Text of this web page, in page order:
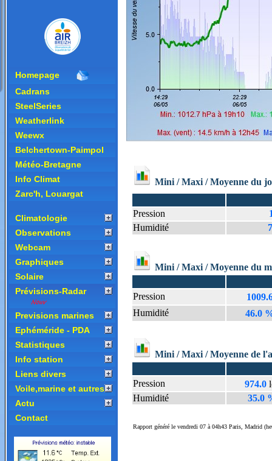
Homepage
Cadrans
SteelSeries
Weatherlink
Weewx
Belchertown-Paimpol
Météo-Bretagne
Info Climat
Zarc'h, Louargat
Climatologie
Observations
Webcam
Graphiques
Solaire
Prévisions-Radar
Previsions marines
Ephéméride - PDA
Statistiques
Info station
Liens divers
Voile,marine et autres
Actu
Contact